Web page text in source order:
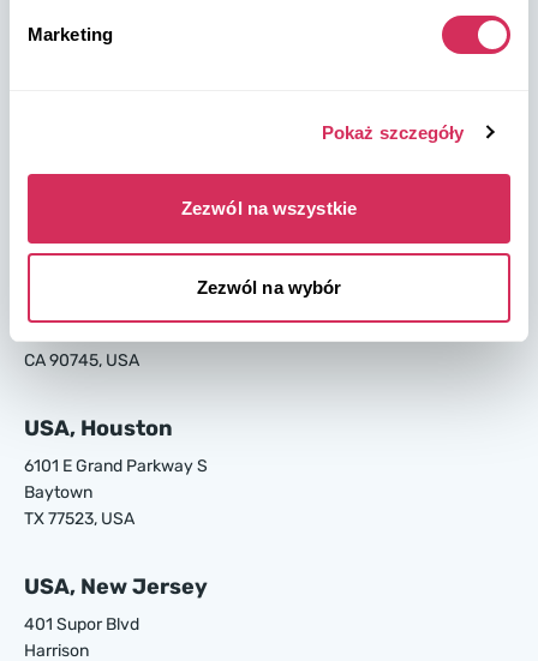
Marketing
Pokaż szczegóły
Zezwól na wszystkie
Zezwól na wybór
VA 23323, USA
Garden City
CA 90745, USA
USA, Houston
6101 E Grand Parkway S
Baytown
TX 77523, USA
USA, New Jersey
401 Supor Blvd
Harrison